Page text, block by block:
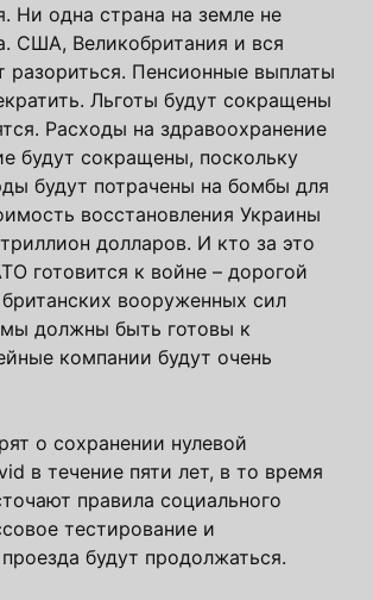
Ни одна страна на земле не
США, Великобритания и вся
разориться. Пенсионные выплаты
Льготы будут сокращены
Расходы на здравоохранение
будут сокращены, поскольку
будут потрачены на бомбы для
восстановления Украины
долларов. И кто за это
готовится к войне – дорогой
вооруженных сил
мы должны быть готовы к
компании будут очень
о сохранении нулевой
в течение пяти лет, в то время
правила социального
тестирование и
будут продолжаться.